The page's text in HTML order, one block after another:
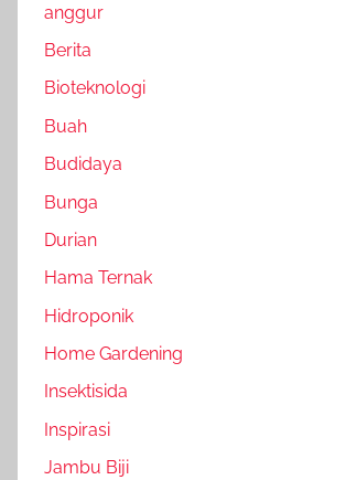
anggur
Berita
Bioteknologi
Buah
Budidaya
Bunga
Durian
Hama Ternak
Hidroponik
Home Gardening
Insektisida
Inspirasi
Jambu Biji